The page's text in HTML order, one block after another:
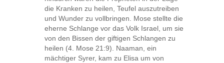
die Kranken zu heilen, Teufel auszutreiben
und Wunder zu vollbringen. Mose stellte die
eherne Schlange vor das Volk Israel, um sie
von den Bissen der giftigen Schlangen zu
heilen (4. Mose 21:9). Naaman, ein
mächtiger Syrer, kam zu Elisa um von